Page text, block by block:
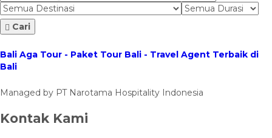
Cari
Bali Aga Tour - Paket Tour Bali - Travel Agent Terbaik di
Bali
Managed by PT Narotama Hospitality Indonesia
Kontak Kami